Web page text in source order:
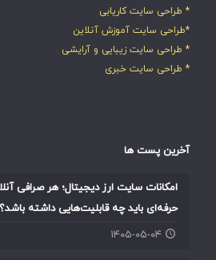
* طراحی سایت کاریابی
*طراحی سایت آموزش آنلاین
* طراحی سایت زیبایی و آرایشی
* طراحی سایت خبری
آخرین پست ها
امکانات سایت ارز دیجیتال؛ هر صرافی
حرفه‌ای باید چه قابلیت‌هایی داشته باشد؟
۱۴۰۵-۰۵-۰۴